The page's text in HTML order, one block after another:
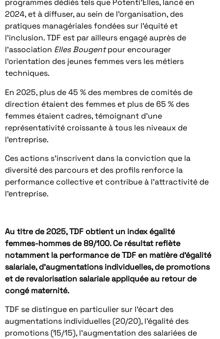
programmes dédiés tels que Potenti’Elles, lancé en
2024, et à diffuser, au sein de l’organisation, des
pratiques managériales fondées sur l’équité et
l’inclusion. TDF est par ailleurs engagé auprès de
l’association Elles Bougentpour encourager
l’orientation des jeunes femmes vers les métiers
techniques.
En 2025, plus de 45 % des membres de comités de
direction étaient des femmes et plus de 65 % des
femmes étaient cadres, témoignant d’une
représentativité croissante à tous les niveaux de
l’entreprise.
Ces actions s’inscrivent dans la conviction que la
diversité des parcours et des profils renforce la
performance collective et contribue à l’attractivité de
l’entreprise.
Au titre de 2025, TDF obtient un index égalité
femmes‑hommes de 89/100. Ce résultat reflète
notamment la performance de TDF en matière d’égalité
salariale, d’augmentations individuelles, de promotions
et de revalorisation salariale appliquée au retour de
congé maternité.
TDF se distingue en particulier sur l’écart des
augmentations individuelles (20/20), l’égalité des
promotions (15/15), l’augmentation des salariées de